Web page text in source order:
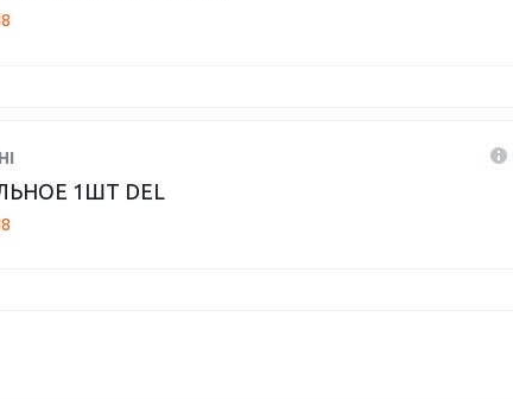
1ШТ DEL